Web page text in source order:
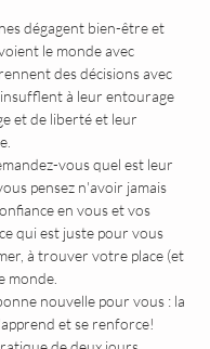
dégagent bien-être et
le monde avec
des décisions avec
à leur entourage
et de liberté et leur
vous quel est leur
pensez n'avoir jamais
en vous et vos
qui est juste pour vous
à trouver votre place (et
monde.
nouvelle pour vous : la
et se renforce!